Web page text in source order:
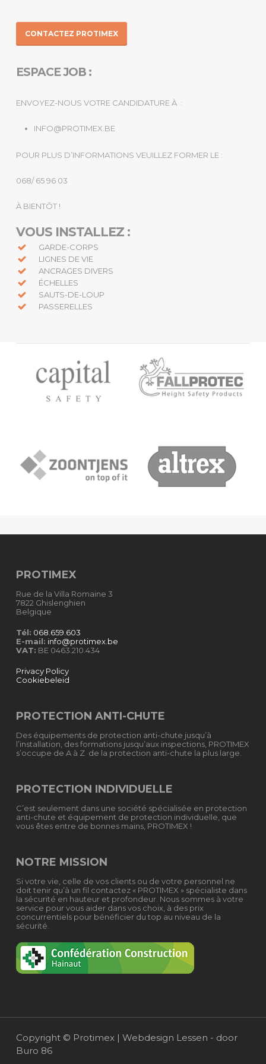
CONTACTEZ PROTIMEX
ESPACE JOB :
ENVOYEZ-NOUS VOTRE CANDIDATURE À :
INFO@PROTIMEX.BE
POUR PLUS D’INFORMATIONS VEUILLEZ FORMER LE :
068/ 65 96 03
À BIENTÔT !
VOUS INSTALLEZ :
GARDE-CORPS
LIGNES DE VIE
ANCRAGES DIVERS
ÉCHELLES
SAUTS-DE-LOUP
PASSERELLES
PROTIMEX
Rue de la Villa Romaine 3
7822 Ghislenghien
Belgique
Tél: 068.659.603
E-mail: info@protimex.be
VAT: BE 0463.210.434
Privacy Policy
Cookiebeleid
PROTECTION ANTI-CHUTE
Des équipements de protection anti-chute jusqu’à
l’installation, des formations jusqu’aux inspections, PROTIMEX
s’occupe de A à Z de la protection anti-chute la plus large.
PROTECTION INDIVIDUELLE
C’est seulement dans une société spécialisée en protection
anti-chute et équipement de protection individuelle, que
vous êtes entre de bonnes mains, PROTIMEX !
NOTRE MISSION
Si votre vie, celle de vos clients ou de votre personnel ne
doit tenir qu’à un fil contactez « PROTIMEX » spécialiste dans
la sécurité en hauteur et profondeur. Nous sommes à votre
service pour vous aider dans vos choix, à des prix
concurrentiels pour bénéficier du top au niveau de la
sécurité.
Copyright © Protimex | Webdesign Lessen - door
Buro 86